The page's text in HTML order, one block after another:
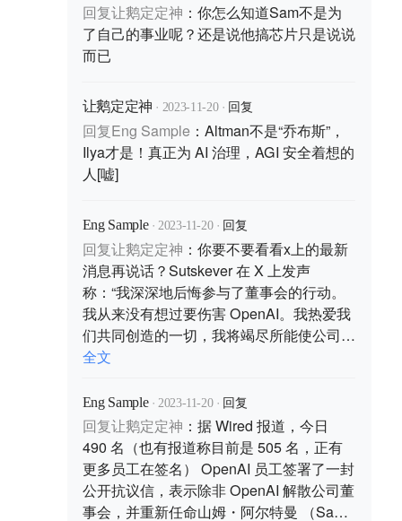
回复让鹅定定神 ： 你怎么知道Sam不是为
了自己的事业呢？还是说他搞芯片只是说说
而已
让鹅定定神 · 2023-11-20 · 回复
回复Eng Sample： Altman不是“乔布斯”，
Ilya才是！真正为 AI 治理，AGI 安全着想的
人[嘘]
Eng Sample · 2023-11-20 · 回复
回复让鹅定定神 ： 你要不要看看x上的最新
消息再说话？Sutskever 在 X 上发声
称：“我深深地后悔参与了董事会的行动。
我从来没有想过要伤害 OpenAI。我热爱我
们共同创造的一切，我将竭尽所能使公司再
次团结。”
全文
Eng Sample · 2023-11-20 · 回复
回复让鹅定定神 ： 据 Wired 报道，今日
490 名（也有报道称目前是 505 名，正有
更多员工在签名） OpenAI 员工签署了一封
公开抗议信，表示除非 OpenAI 解散公司董
事会，并重新任命山姆・阿尔特曼 （Sam